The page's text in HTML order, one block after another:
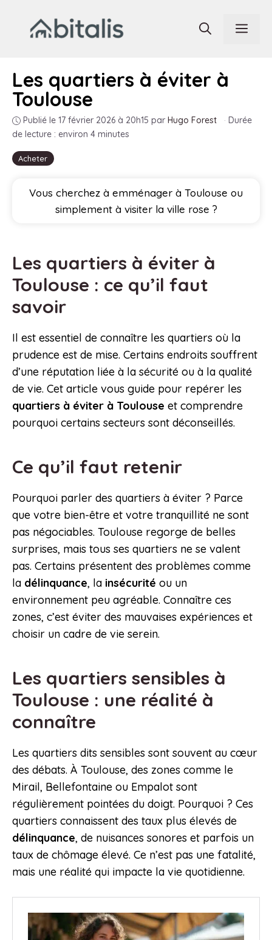
contenu
Acheter
Les quartiers à éviter à
Toulouse
Publié le 17 février 2026 à 20h15 par Hugo Forest · Durée
de lecture : environ 4 minutes
Vous cherchez à emménager à Toulouse ou
simplement à visiter la ville rose ?
Les quartiers à éviter à
Toulouse : ce qu’il faut
savoir
Il est essentiel de connaître les quartiers où la
prudence est de mise. Certains endroits souffrent
d’une réputation liée à la sécurité ou à la qualité
de vie. Cet article vous guide pour repérer les
quartiers à éviter à Toulouse et comprendre
pourquoi certains secteurs sont déconseillés.
Ce qu’il faut retenir
Pourquoi parler des quartiers à éviter ? Parce
que votre bien-être et votre tranquillité ne sont
pas négociables. Toulouse regorge de belles
surprises, mais tous ses quartiers ne se valent
pas. Certains présentent des problèmes comme
la délinquance, la insécurité ou un
environnement peu agréable. Connaître ces
zones, c’est éviter des mauvaises expériences et
choisir un cadre de vie serein.
Les quartiers sensibles à
Toulouse : une réalité à
connaître
Les quartiers dits sensibles sont souvent au cœur
des débats. À Toulouse, des zones comme le
Mirail, Bellefontaine ou Empalot sont
régulièrement pointées du doigt. Pourquoi ? Ces
quartiers connaissent des taux plus élevés de
délinquance, de nuisances sonores et parfois un
taux de chômage élevé. Ce n’est pas une fatalité,
mais une réalité qui impacte la vie quotidienne.